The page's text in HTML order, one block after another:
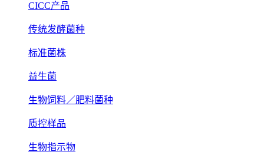
CICC产品
传统发酵菌种
标准菌株
益生菌
生物饲料／肥料菌种
质控样品
生物指示物